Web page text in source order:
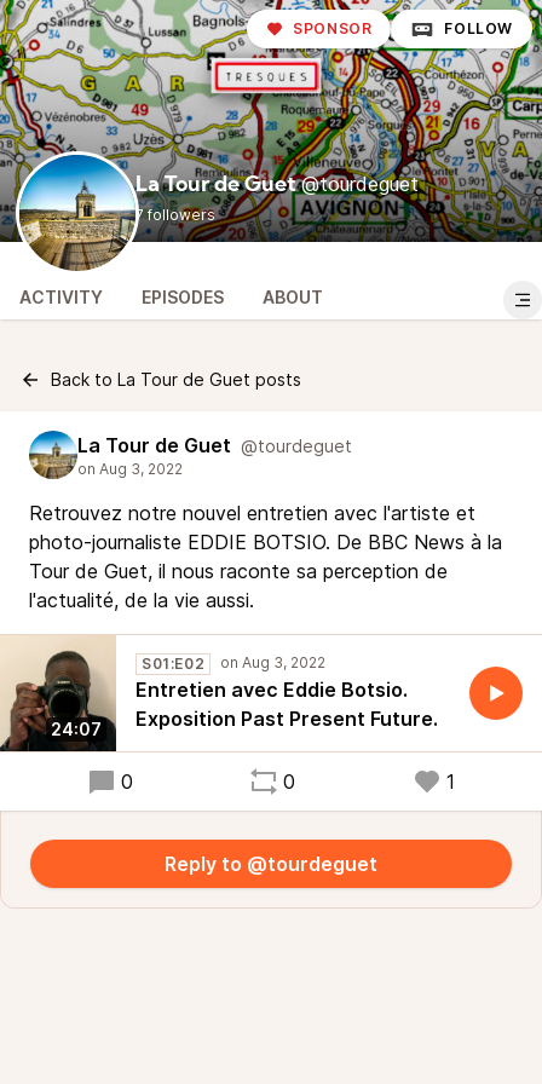
La Tour de Guet @tourdeguet
7 followers
SPONSOR FOLLOW
ACTIVITY EPISODES ABOUT
Back to La Tour de Guet posts
La Tour de Guet @tourdeguet
Retrouvez notre nouvel entretien avec l'artiste et
photo-journaliste EDDIE BOTSIO. De BBC News à la
Tour de Guet, il nous raconte sa perception de
l'actualité, de la vie aussi.
24:07
S01:E02
Entretien avec Eddie Botsio.
Exposition Past Present Future.
0 0 1
Reply to @tourdeguet